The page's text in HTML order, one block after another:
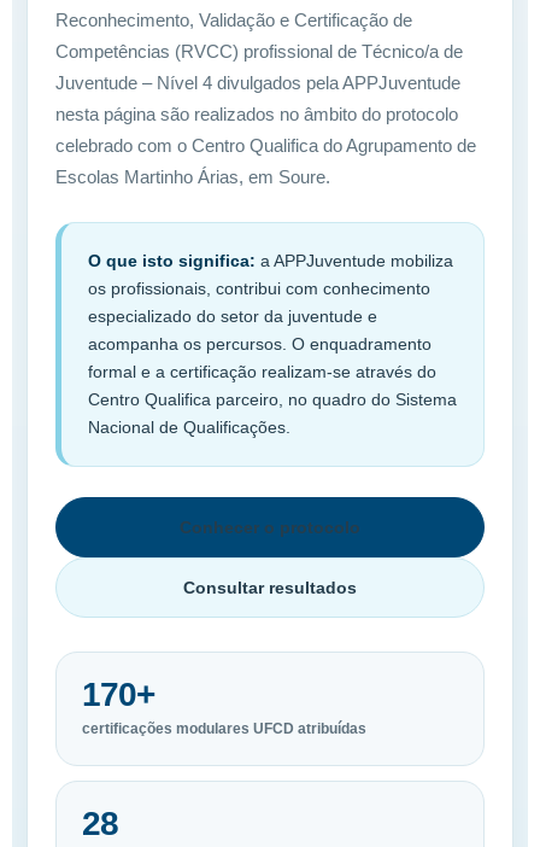
Reconhecimento, Validação e Certificação de
Competências (RVCC) profissional de Técnico/a de
Juventude – Nível 4 divulgados pela APPJuventude
nesta página são realizados no âmbito do protocolo
celebrado com o Centro Qualifica do Agrupamento de
Escolas Martinho Árias, em Soure.
O que isto significa: a APPJuventude mobiliza
os profissionais, contribui com conhecimento
especializado do setor da juventude e
acompanha os percursos. O enquadramento
formal e a certificação realizam-se através do
Centro Qualifica parceiro, no quadro do Sistema
Nacional de Qualificações.
Conhecer o protocolo
Consultar resultados
170+
certificações modulares UFCD atribuídas
28